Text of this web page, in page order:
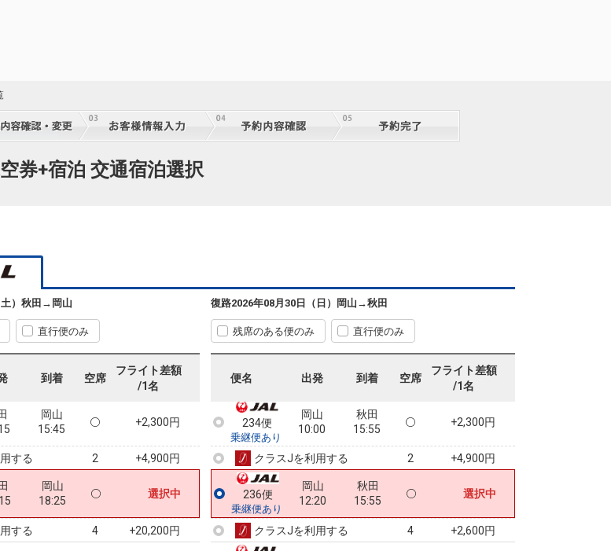
券+宿泊 交通宿泊選択
） 秋田 → 岡山
直行便のみ
到着 空席
フライト差額
/1名
岡山
15:45
+2,300円
する 2 +4,900円
岡山
18:25
選択中
する 4 +20,200円
復路2026年08月30日（日） 岡山 →秋田
残席のある便のみ 直行便のみ
便名 出発 到着 空席
フライト差額
/1名
232便
岡山
07:05
秋田
11:35
+0円
クラスJを利用する 2 +2,600円
234便
乗継便あり
岡山
10:00
秋田
15:55
+2,300円
クラスJを利用する 2 +4,900円
236便
乗継便あり
岡山
12:20
秋田
15:55
選択中
クラスJを利用する 4 +2,600円